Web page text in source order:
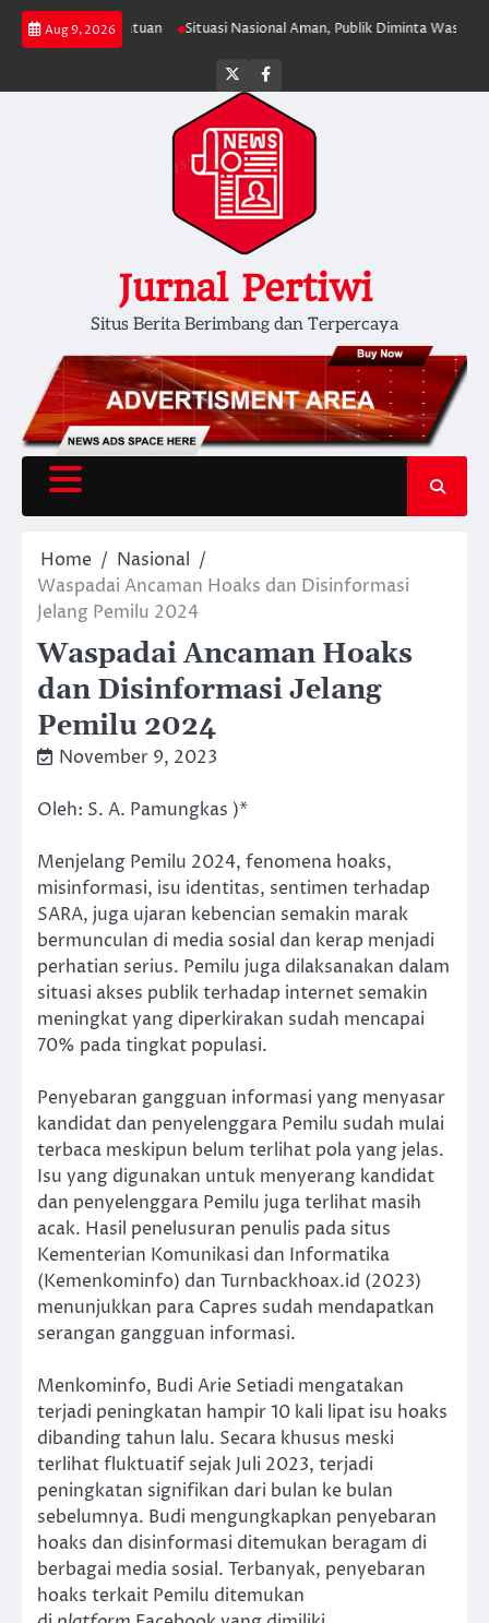
Skip
Aug 9, 2026
Persatuan Situasi Nasional Aman, Publik Diminta Waspadai
Twitterfacebook
Jurnal Pertiwi
Situs Berita Berimbang dan Terpercaya
Home
Nasional
Waspadai Ancaman Hoaks dan Disinformasi
Jelang Pemilu 2024
Waspadai Ancaman Hoaks
dan Disinformasi Jelang
Pemilu 2024
November 9, 2023
Oleh: S. A. Pamungkas )*
Menjelang Pemilu 2024, fenomena hoaks,
misinformasi, isu identitas, sentimen terhadap
SARA, juga ujaran kebencian semakin marak
bermunculan di media sosial dan kerap menjadi
perhatian serius. Pemilu juga dilaksanakan dalam
situasi akses publik terhadap internet semakin
meningkat yang diperkirakan sudah mencapai
70% pada tingkat populasi.
Penyebaran gangguan informasi yang menyasar
kandidat dan penyelenggara Pemilu sudah mulai
terbaca meskipun belum terlihat pola yang jelas.
Isu yang digunakan untuk menyerang kandidat
dan penyelenggara Pemilu juga terlihat masih
acak. Hasil penelusuran penulis pada situs
Kementerian Komunikasi dan Informatika
(Kemenkominfo) dan Turnbackhoax.id (2023)
menunjukkan para Capres sudah mendapatkan
serangan gangguan informasi.
Menkominfo, Budi Arie Setiadi mengatakan
terjadi peningkatan hampir 10 kali lipat isu hoaks
dibanding tahun lalu. Secara khusus meski
terlihat fluktuatif sejak Juli 2023, terjadi
peningkatan signifikan dari bulan ke bulan
sebelumnya. Budi mengungkapkan penyebaran
hoaks dan disinformasi ditemukan beragam di
berbagai media sosial. Terbanyak, penyebaran
hoaks terkait Pemilu ditemukan